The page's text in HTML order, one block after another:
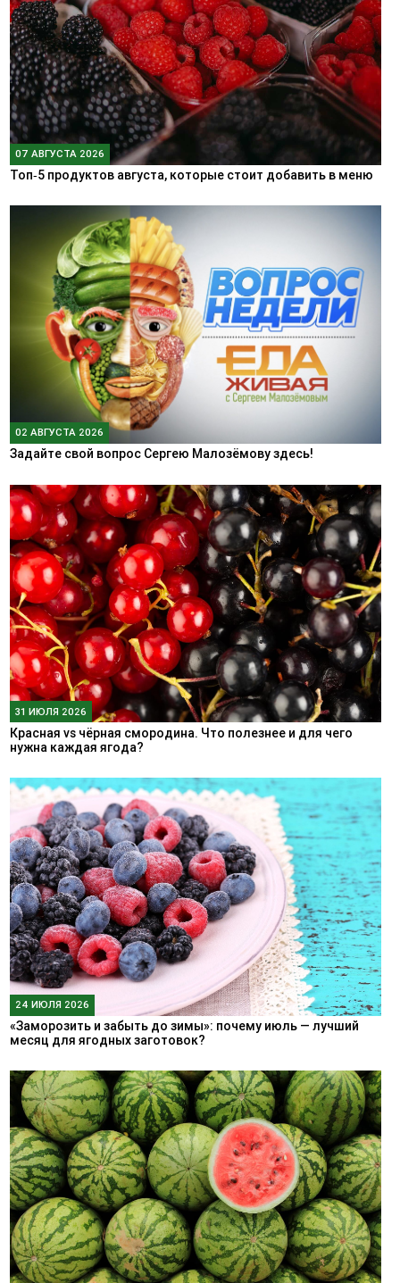
07 АВГУСТА 2026
Топ‑5 продуктов августа, которые стоит добавить в меню
02 АВГУСТА 2026
Задайте свой вопрос Сергею Малозёмову здесь!
31 ИЮЛЯ 2026
Красная vs чёрная смородина. Что полезнее и для чего
нужна каждая ягода?
24 ИЮЛЯ 2026
«Заморозить и забыть до зимы»: почему июль — лучший
месяц для ягодных заготовок?